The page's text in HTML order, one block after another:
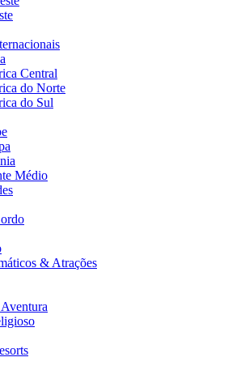
Central
do Norte
do Sul
Médio
& Atrações